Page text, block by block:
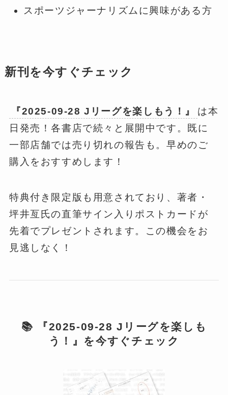
スポーツジャーナリズムに興味がある方
新刊を今すぐチェック
『2025-09-28 Jリーグを楽しもう！』
は本
日発売！各書店で続々と展開中です。既に
一部店舗では売り切れの報告も。早めのご
購入をおすすめします！
特典付き限定版も用意されており、著者・
坪井亙氏の直筆サイン入りポストカードが
先着でプレゼントされます。この機会をお
見逃しなく！
📚 『2025-09-28 Jリーグを楽しも
う！』を今すぐチェック